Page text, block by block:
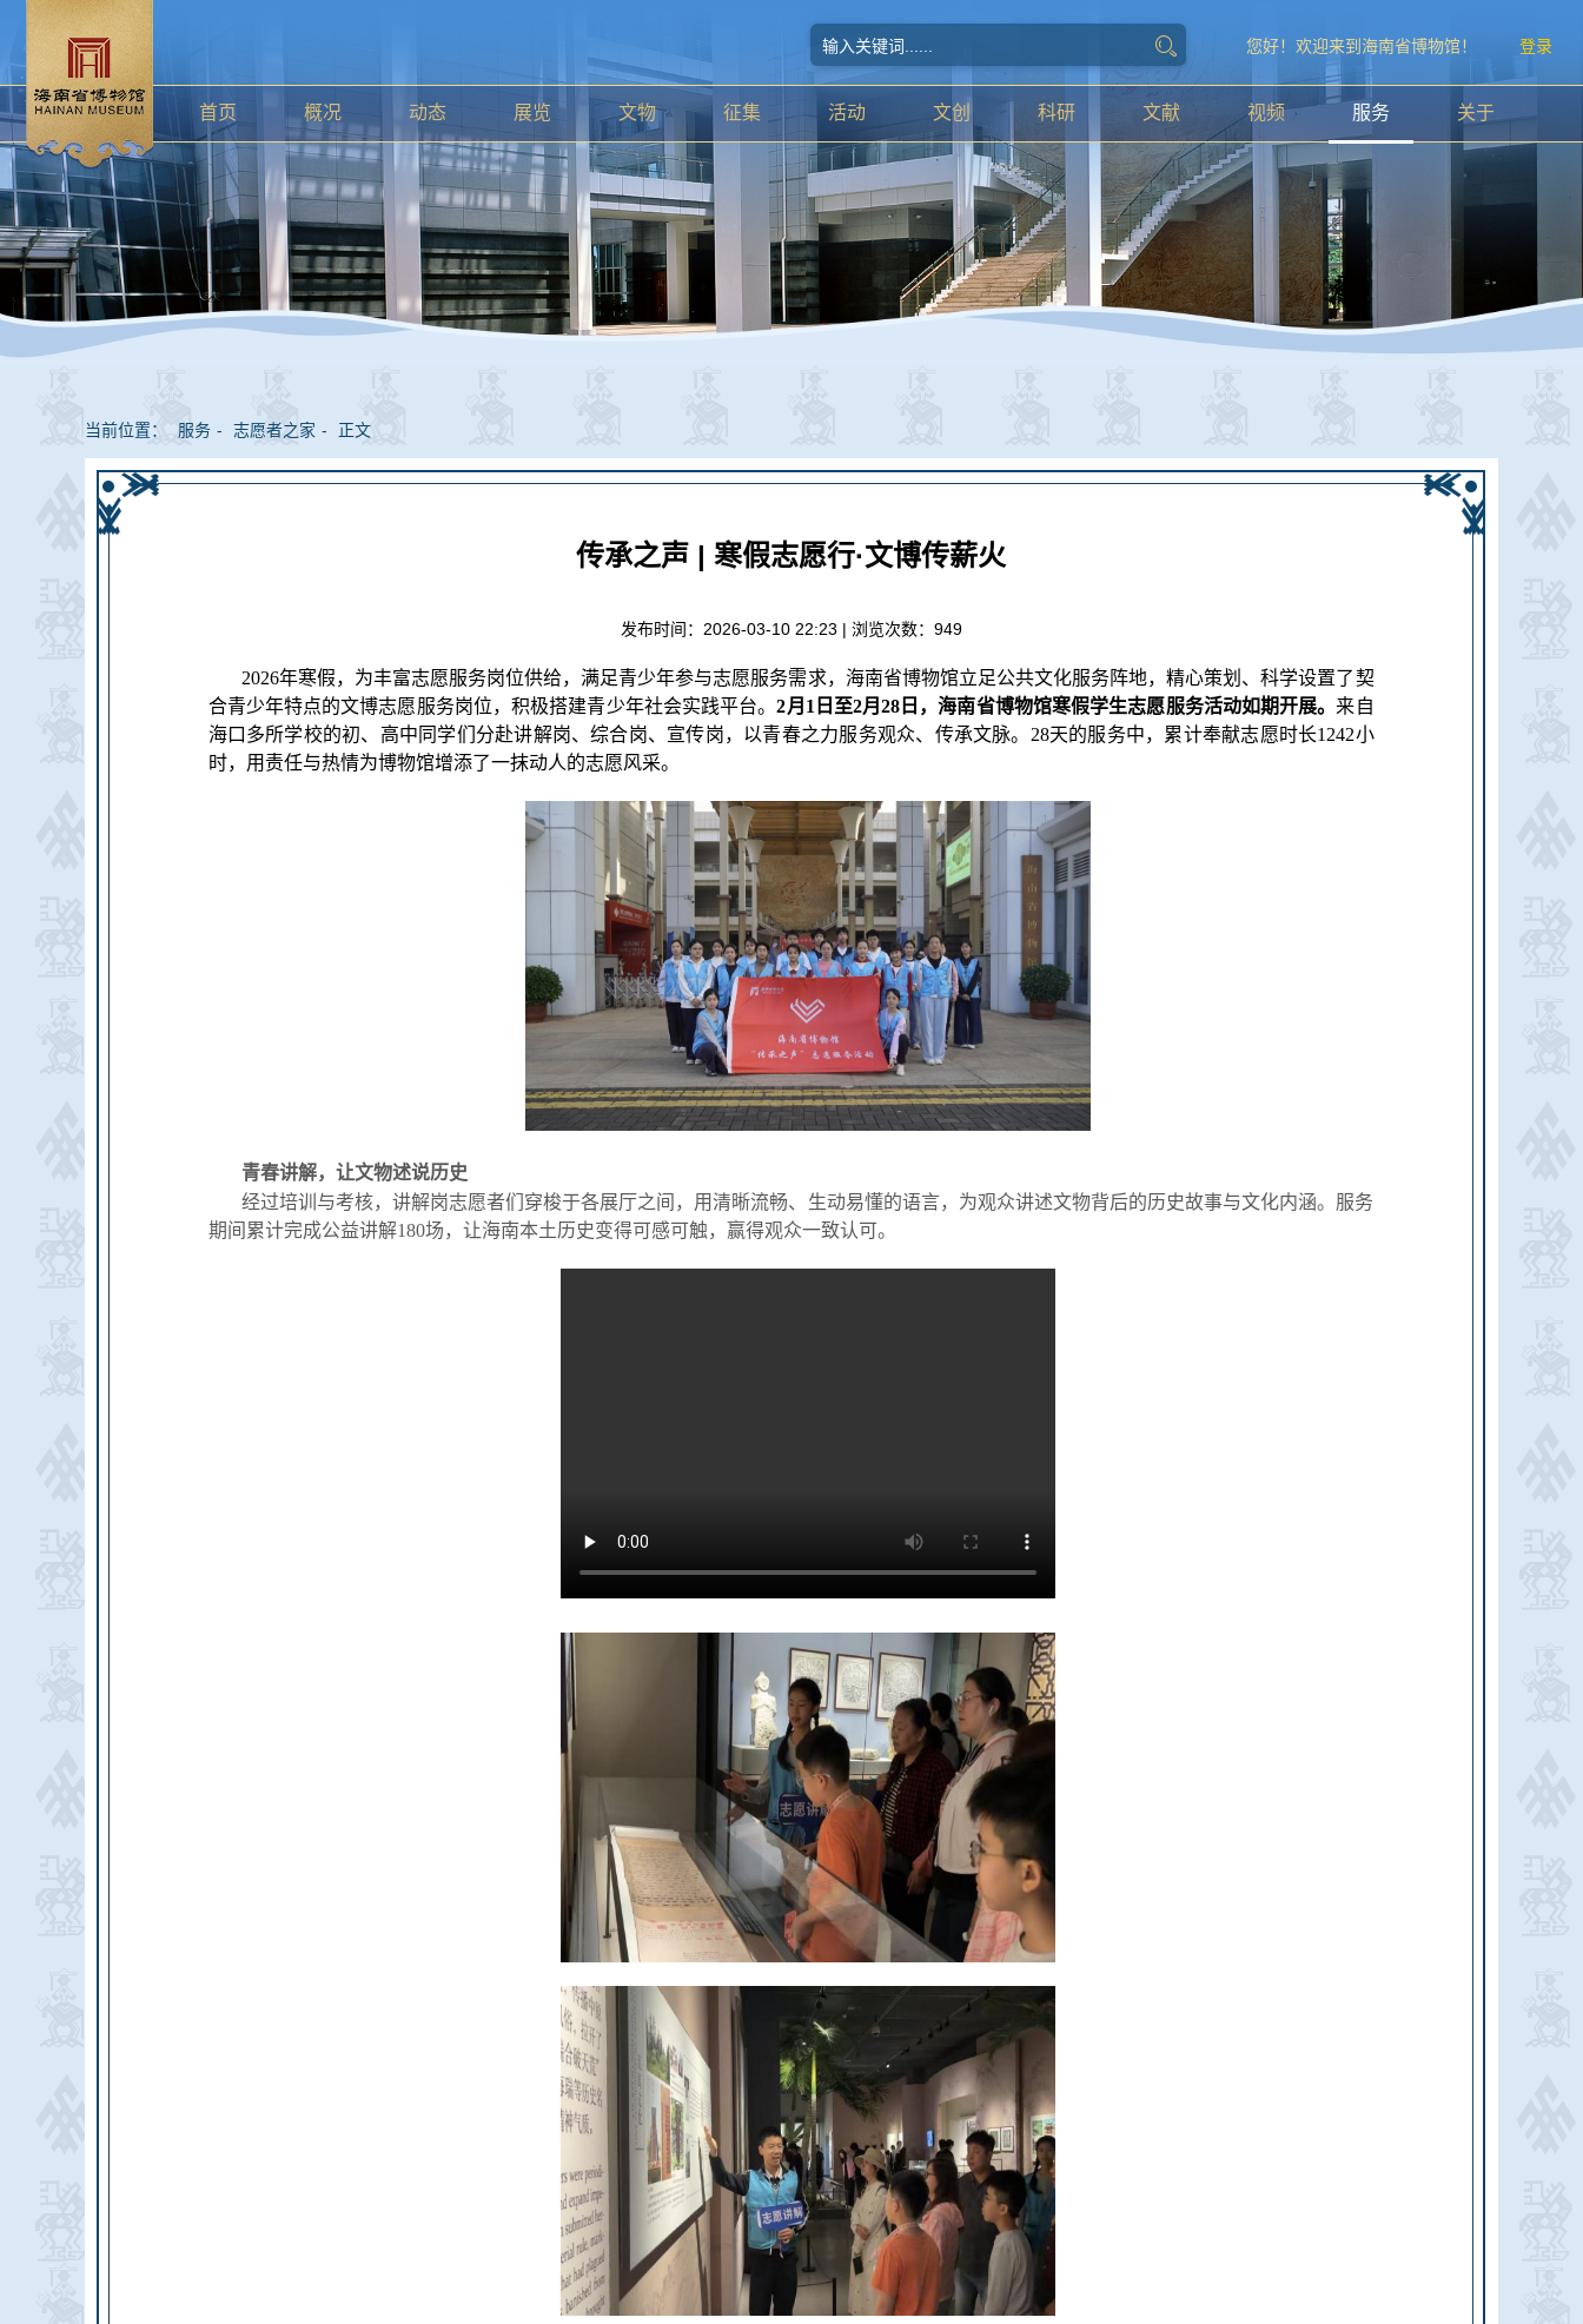
您好！欢迎来到海南省博物馆！ 登录
首页 概况 动态 展览 文物 征集 活动 文创 科研 文献 视频 服务 关于
当前位置： 服务 - 志愿者之家 - 正文
传承之声 | 寒假志愿行·文博传薪火
发布时间：2026-03-10 22:23 | 浏览次数： 949
2026年寒假，为丰富志愿服务岗位供给，满足青少年参与志愿服务需求，海南省博物馆立足公共文化服务阵地，精心策划、科学设置了契
合青少年特点的文博志愿服务岗位，积极搭建青少年社会实践平台。2月1日至2月28日，海南省博物馆寒假学生志愿服务活动如期开展。 来自
海口多所学校的初、高中同学们分赴讲解岗、综合岗、宣传岗，以青春之力服务观众、传承文脉。28天的服务中，累计奉献志愿时长1242小
时，用责任与热情为博物馆增添了一抹动人的志愿风采。
青春讲解，让文物述说历史
经过培训与考核，讲解岗志愿者们穿梭于各展厅之间，用清晰流畅、生动易懂的语言，为观众讲述文物背后的历史故事与文化内涵。服务
期间累计完成公益讲解180场，让海南本土历史变得可感可触，赢得观众一致认可。